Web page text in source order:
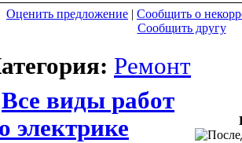
Оценить предложение | Сообщить о
Сообщить другу
Ремонт
Все виды работ
электрике